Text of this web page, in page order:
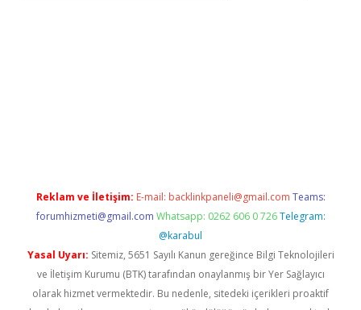
Reklam ve İletişim: E-mail: backlinkpaneli@gmail.com Teams:
forumhizmeti@gmail.com Whatsapp: 0262 606 0 726 Telegram:
@karabul
Yasal Uyarı: Sitemiz, 5651 Sayılı Kanun gereğince Bilgi Teknolojileri
ve İletişim Kurumu (BTK) tarafından onaylanmış bir Yer Sağlayıcı
olarak hizmet vermektedir. Bu nedenle, sitedeki içerikleri proaktif